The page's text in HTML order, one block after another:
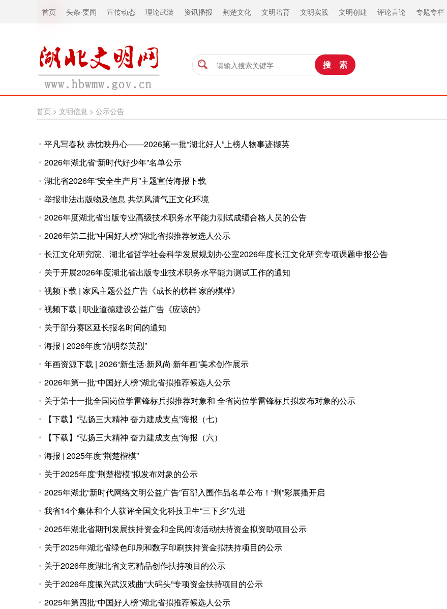
首页 头条·要闻 宣传动态 理论武装 资讯播报 荆楚文化 文明培育 文明实践 文明创建 评论言论 专题专栏
首页 > 文明信息 > 公示公告
平凡写春秋 赤忱映丹心——2026第一批“湖北好人”上榜人物事迹撷英
2026年湖北省“新时代好少年”名单公示
湖北省2026年“安全生产月”主题宣传海报下载
举报非法出版物及信息 共筑风清气正文化环境
2026年度湖北省出版专业高级技术职务水平能力测试成绩合格人员的公告
2026年第二批“中国好人榜”湖北省拟推荐候选人公示
长江文化研究院、湖北省哲学社会科学发展规划办公室2026年度长江文化研究专项课题申报公告
关于开展2026年度湖北省出版专业技术职务水平能力测试工作的通知
视频下载 | 家风主题公益广告《成长的榜样 家的模样》
视频下载 | 职业道德建设公益广告《应该的》
关于部分赛区延长报名时间的通知
海报 | 2026年度“清明祭英烈”
年画资源下载 | 2026“新生活·新风尚·新年画”美术创作展示
2026年第一批“中国好人榜”湖北省拟推荐候选人公示
关于第十一批全国岗位学雷锋标兵拟推荐对象和 全省岗位学雷锋标兵拟发布对象的公示
【下载】“弘扬三大精神 奋力建成支点”海报（七）
【下载】“弘扬三大精神 奋力建成支点”海报（六）
海报 | 2025年度“荆楚楷模”
关于2025年度“荆楚楷模”拟发布对象的公示
2025年湖北“新时代网络文明公益广告”百部入围作品名单公布！“荆”彩展播开启
我省14个集体和个人获评全国文化科技卫生“三下乡”先进
2025年湖北省期刊发展扶持资金和全民阅读活动扶持资金拟资助项目公示
关于2025年湖北省绿色印刷和数字印刷扶持资金拟扶持项目的公示
关于2026年度湖北省文艺精品创作扶持项目的公示
关于2026年度振兴武汉戏曲“大码头”专项资金扶持项目的公示
2025年第四批“中国好人榜”湖北省拟推荐候选人公示